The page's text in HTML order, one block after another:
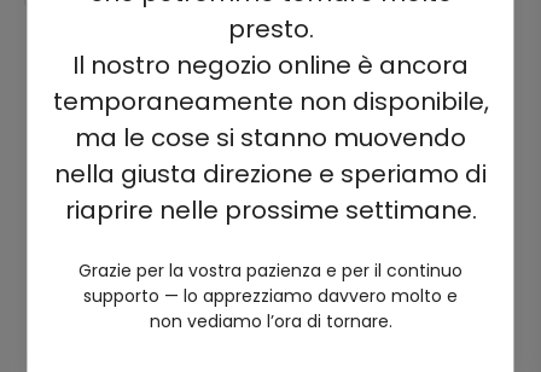
presto.
Il nostro negozio online è ancora
temporaneamente non disponibile,
ma le cose si stanno muovendo
nella giusta direzione e speriamo di
riaprire nelle prossime settimane.
Grazie per la vostra pazienza e per il continuo
supporto — lo apprezziamo davvero molto e
non vediamo l’ora di tornare.